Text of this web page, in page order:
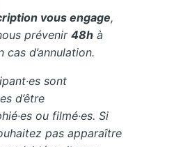
vous engage,
prévenir48h à
cas d’annulation.
sont
d’être
ou filmé·es. Si
pas apparaître